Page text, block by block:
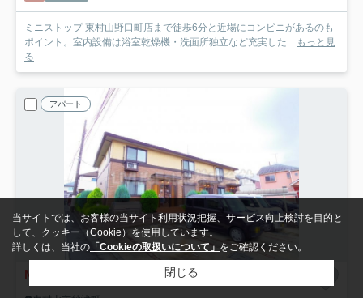
ミニストップ 東村山野口町店まで徒歩6分と近場にコンビニがあるのも
ポイント。室内設備は浴室乾燥機・洗面所独立など充実した... もっと見
る
アパート
NEW
当サイトでは、お客様の当サイト利用状況把握、サービス向上検討を目的と
して、クッキー（Cookie）を使用しています。
詳しくは、当社の 「Cookieの取扱いについて」 をご確認ください。
閉じる